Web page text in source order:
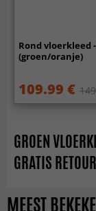
Rond vloerkleed
(groen/oranje)
109.99 €
GROEN
GRATIS
MEEST